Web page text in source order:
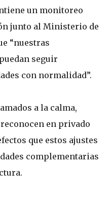
un monitoreo
junto al Ministerio de
“nuestras
seguir
con normalidad”.
a la calma,
en privado
que estos ajustes
complementarias